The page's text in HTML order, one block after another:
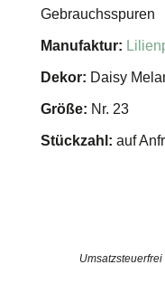
Gebrauchsspuren
Manufaktur:
Dekor: Daisy
Größe: Nr. 23
Stückzahl: auf